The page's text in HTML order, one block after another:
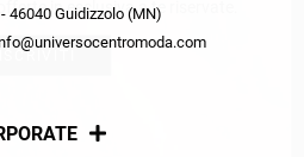
46040 Guidizzolo (MN)
in esclusiva a te riservate.
ISCRIVITI